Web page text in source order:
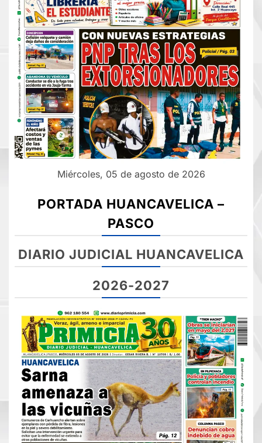
Miércoles, 05 de agosto de 2026
PORTADA HUANCAVELICA –
PASCO
DIARIO JUDICIAL HUANCAVELICA
2026-2027